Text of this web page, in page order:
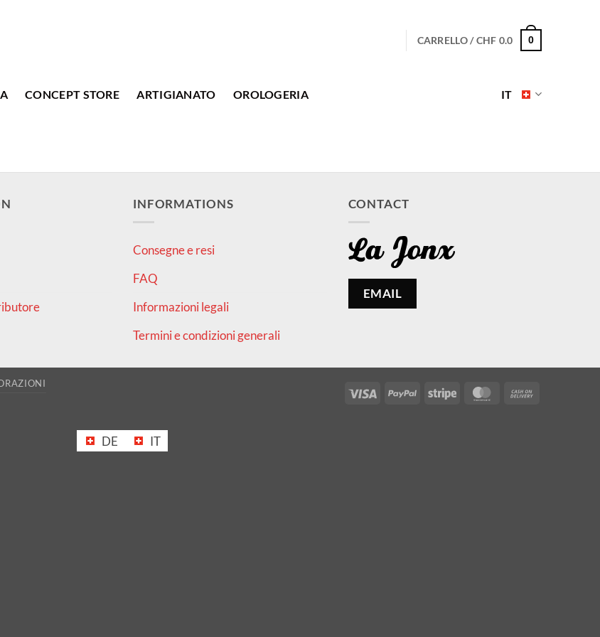
CARRELLO /CHF 0.0 0
CONCEPT STORE ARTIGIANATO OROLOGERIA IT
INFORMATIONS
Consegne e resi
FAQ
Informazioni legali
Termini e condizioni generali
CONTACT
EMAIL
Visa PayPal Stripe MasterCard
DE IT